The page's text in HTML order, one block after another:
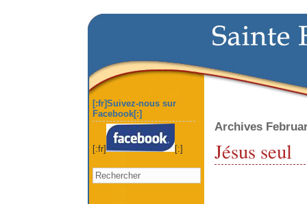
Archives
Jésus seul
[:fr]Suivez-nous sur
Facebook[:]
[:fr] [:]